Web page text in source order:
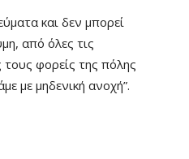
και δεν μπορεί
από όλες τις
φορείς της πόλης
με μηδενική ανοχή”.